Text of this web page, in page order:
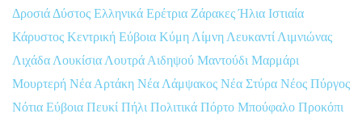
Δροσιά Δύστος Ελληνικά Ερέτρια ΖάρακεςΉλια Ιστιαία
Κάρυστος Κεντρική Εύβοια Κύμη Λίμνη Λευκαντί Λιμνιώνας
Λιχάδα Λουκίσια Λουτρά Αιδηψού Μαντούδι Μαρμάρι
Μουρτερή Νέα Αρτάκη Νέα Λάμψακος Νέα Στύρα Νέος Πύργος
Νότια Εύβοια Πευκί Πήλι Πολιτικά Πόρτο Μπούφαλο Προκόπι